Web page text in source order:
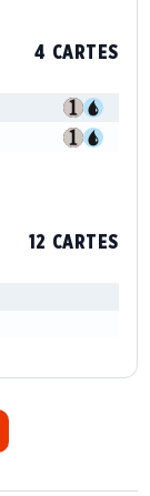
4 CARTES
12 CARTES